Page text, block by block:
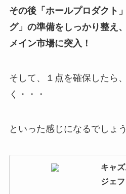
その後「ホールプロダクト
グ」の準備をしっかり整え
メイン市場に突入！
そして、１点を確保したら
く・・・
といった感じになるでしょ
キャ
ジェ